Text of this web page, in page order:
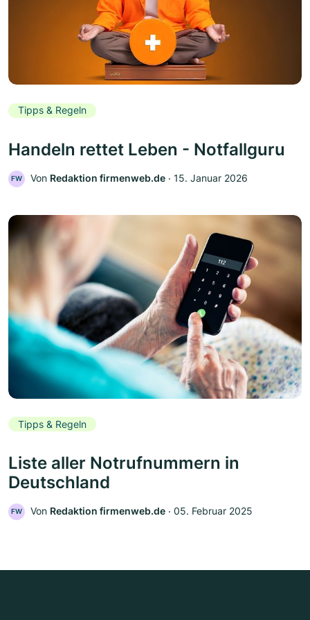
Tipps & Regeln
Handeln rettet Leben - Notfallguru
FW Von Redaktion firmenweb.de ‧ 15. Januar 2026
Tipps & Regeln
Liste aller Notrufnummern in
Deutschland
FW Von Redaktion firmenweb.de ‧ 05. Februar 2025